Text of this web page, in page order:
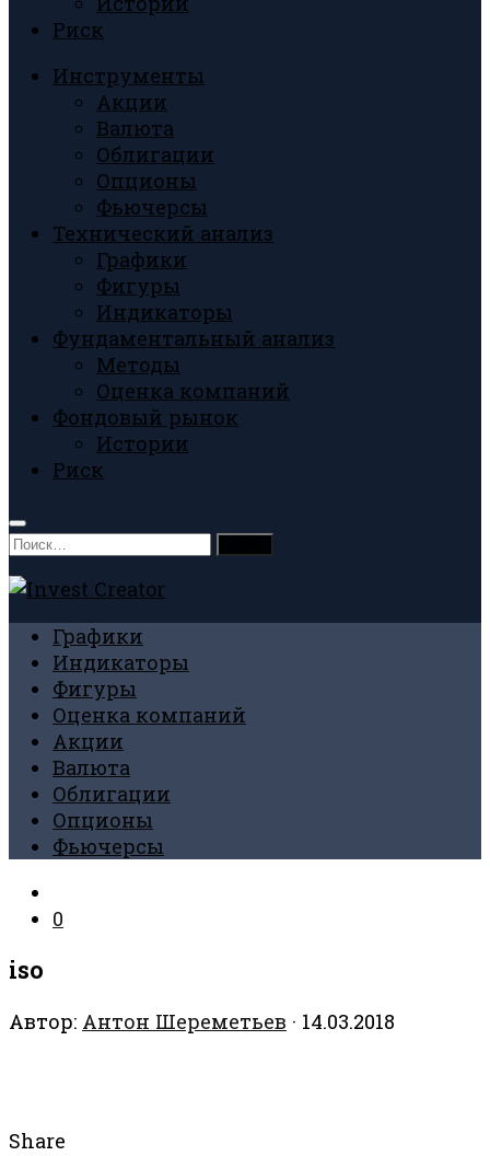
Риск
Инструменты
Акции
Валюта
Облигации
Опционы
Фьючерсы
Технический анализ
Графики
Фигуры
Индикаторы
Фундаментальный анализ
Методы
Оценка компаний
Фондовый рынок
Истории
Риск
Найти:
Графики
Индикаторы
Фигуры
Оценка компаний
Акции
Валюта
Облигации
Опционы
Фьючерсы
0
iso
Автор: Антон Шереметьев · 14.03.2018
Share